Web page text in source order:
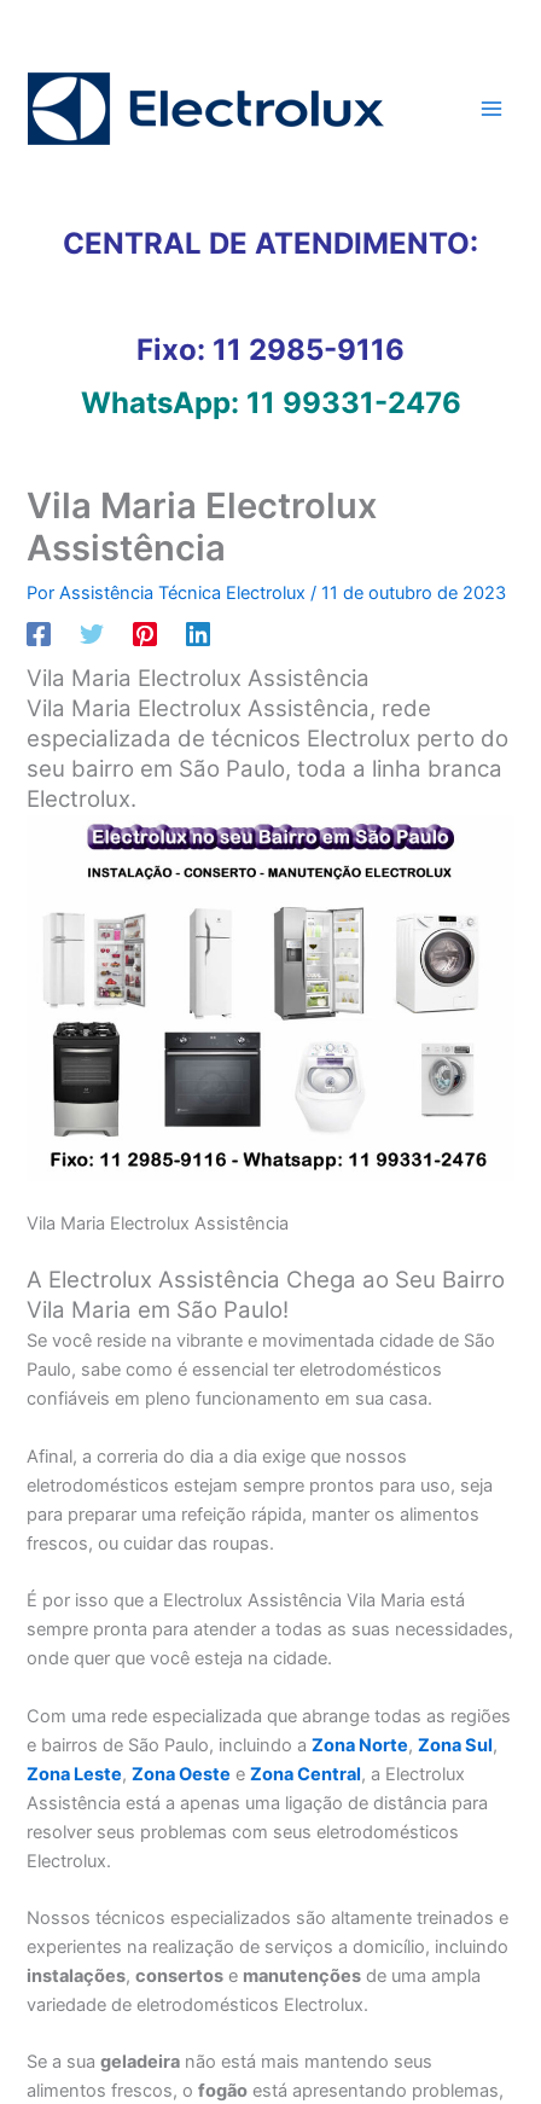
conteúdo
CENTRAL DE ATENDIMENTO:
Fixo: 11 2985-9116
WhatsApp: 11 99331-2476
Vila Maria Electrolux
Assistência
PorAssistência Técnica Electrolux/11 de outubro de 2023
Vila Maria Electrolux Assistência
Vila Maria Electrolux Assistência, rede
especializada de técnicos Electrolux perto do
seu bairro em São Paulo, toda a linha branca
Electrolux.
Vila Maria Electrolux Assistência
A Electrolux Assistência Chega ao Seu Bairro
Vila Maria em São Paulo!
Se você reside na vibrante e movimentada cidade de São
Paulo, sabe como é essencial ter eletrodomésticos
confiáveis em pleno funcionamento em sua casa.
Afinal, a correria do dia a dia exige que nossos
eletrodomésticos estejam sempre prontos para uso, seja
para preparar uma refeição rápida, manter os alimentos
frescos, ou cuidar das roupas.
É por isso que a Electrolux Assistência Vila Maria está
sempre pronta para atender a todas as suas necessidades,
onde quer que você esteja na cidade.
Com uma rede especializada que abrange todas as regiões
e bairros de São Paulo, incluindo aZona Norte,Zona Sul,
Zona Leste,Zona Oeste eZona Central, a Electrolux
Assistência está a apenas uma ligação de distância para
resolver seus problemas com seus eletrodomésticos
Electrolux.
Nossos técnicos especializados são altamente treinados e
experientes na realização de serviços a domicílio, incluindo
instalações,consertos e manutenções de uma ampla
variedade de eletrodomésticos Electrolux.
Se a suageladeira não está mais mantendo seus
alimentos frescos, ofogão está apresentando problemas,